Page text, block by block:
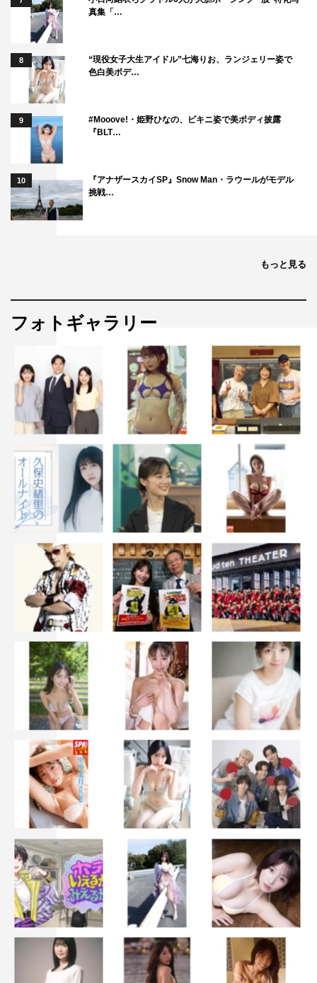
真集「…
8
“現役女子大生アイドル”七海りお、ランジェリー姿で
色白美ボデ…
9
#Mooove!・姫野ひなの、ビキニ姿で美ボディ披露
『BLT…
10
『アナザースカイSP』Snow Man・ラウールがモデル
挑戦…
もっと見る
フォトギャラリー